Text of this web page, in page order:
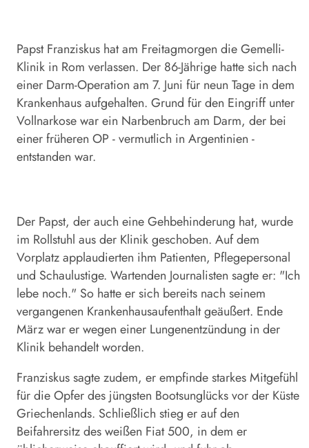
Papst Franziskus hat am Freitagmorgen die Gemelli-
Klinik in Rom verlassen. Der 86-Jährige hatte sich nach
einer Darm-Operation am 7. Juni für neun Tage in dem
Krankenhaus aufgehalten. Grund für den Eingriff unter
Vollnarkose war ein Narbenbruch am Darm, der bei
einer früheren OP - vermutlich in Argentinien -
entstanden war.
Der Papst, der auch eine Gehbehinderung hat, wurde
im Rollstuhl aus der Klinik geschoben. Auf dem
Vorplatz applaudierten ihm Patienten, Pflegepersonal
und Schaulustige. Wartenden Journalisten sagte er: "Ich
lebe noch." So hatte er sich bereits nach seinem
vergangenen Krankenhausaufenthalt geäußert. Ende
März war er wegen einer Lungenentzündung in der
Klinik behandelt worden.
Franziskus sagte zudem, er empfinde starkes Mitgefühl
für die Opfer des jüngsten Bootsunglücks vor der Küste
Griechenlands. Schließlich stieg er auf den
Beifahrersitz des weißen Fiat 500, in dem er